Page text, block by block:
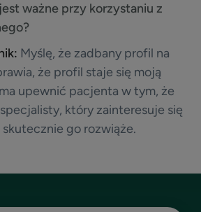
ważne przy korzystaniu z
Myślę, że zadbany profil na
że profil staje się moją
upewnić pacjenta w tym, że
który zainteresuje się
go rozwiąże.